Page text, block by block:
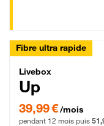
Fibre ultra rapide
Livebox Up
Livebox
Up
39,99 € par mois
39,99 €/mois
pendant 12 mois puis